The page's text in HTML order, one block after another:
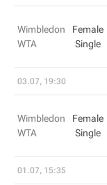
Wimbledon
WTA
Female
Single
03.07, 19:30
Wimbledon
WTA
Female
Single
01.07, 15:35